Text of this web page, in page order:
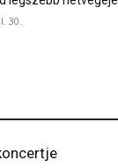
30.